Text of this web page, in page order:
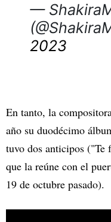
—
2023
En tanto, la
año su duodécimo
tuvo dos anticipos
que la reúne con el
19 de octubre pasado).